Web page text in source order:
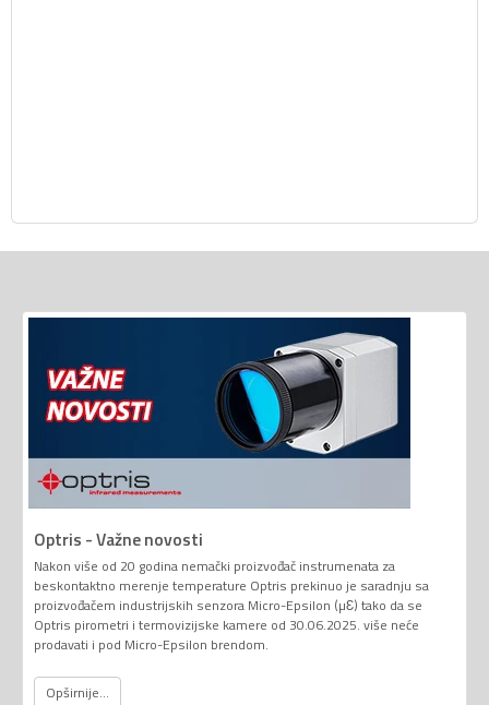
Optris - Važne novosti
Nakon više od 20 godina nemački proizvođač instrumenata za
beskontaktno merenje temperature Optris prekinuo je saradnju sa
proizvođačem industrijskih senzora Micro-Epsilon (µƐ) tako da se
Optris pirometri i termovizijske kamere od 30.06.2025. više neće
prodavati i pod Micro-Epsilon brendom.
Opširnije...